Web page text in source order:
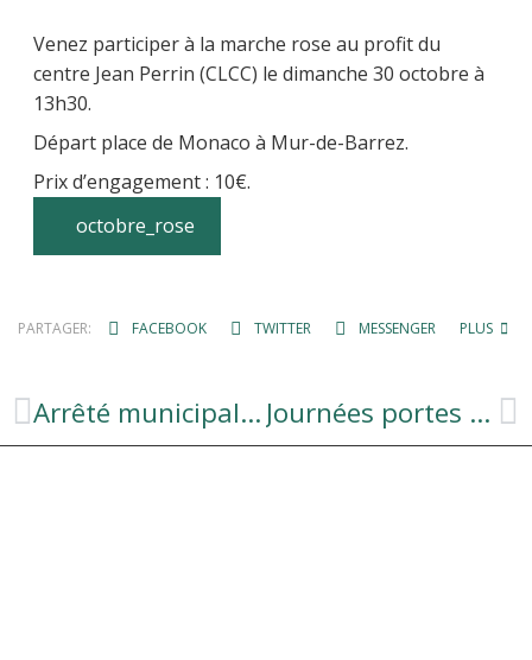
Venez participer à la marche rose au profit du
centre Jean Perrin (CLCC) le dimanche 30 octobre à
13h30.
Départ place de Monaco à Mur-de-Barrez.
Prix d’engagement : 10€.
octobre_rose
PARTAGER: FACEBOOK TWITTER MESSENGER PLUS
Arrêté municipal, Arrêté temporaire pour travaux sur le territoire de la Commune de Taussac Journées portes ouvertes Frances services